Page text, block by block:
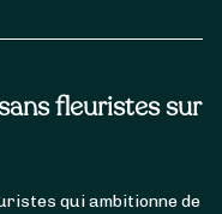
fleuristes sur
qui ambitionne de